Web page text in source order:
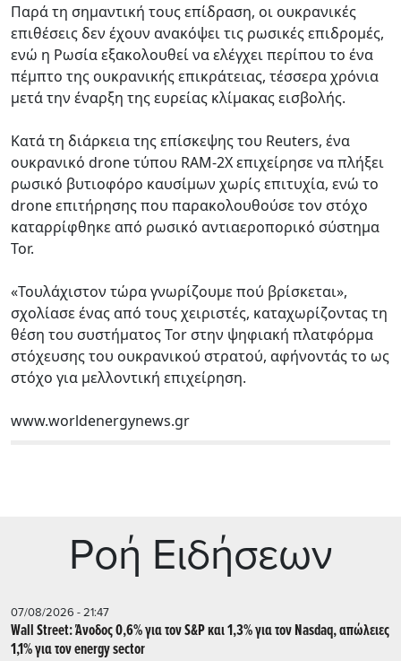
Παρά τη σημαντική τους επίδραση, οι ουκρανικές
επιθέσεις δεν έχουν ανακόψει τις ρωσικές επιδρομές,
ενώ η Ρωσία εξακολουθεί να ελέγχει περίπου το ένα
πέμπτο της ουκρανικής επικράτειας, τέσσερα χρόνια
μετά την έναρξη της ευρείας κλίμακας εισβολής.
Κατά τη διάρκεια της επίσκεψης του Reuters, ένα
ουκρανικό drone τύπου RAM-2X επιχείρησε να πλήξει
ρωσικό βυτιοφόρο καυσίμων χωρίς επιτυχία, ενώ το
drone επιτήρησης που παρακολουθούσε τον στόχο
καταρρίφθηκε από ρωσικό αντιαεροπορικό σύστημα
Tor.
«Τουλάχιστον τώρα γνωρίζουμε πού βρίσκεται»,
σχολίασε ένας από τους χειριστές, καταχωρίζοντας τη
θέση του συστήματος Tor στην ψηφιακή πλατφόρμα
στόχευσης του ουκρανικού στρατού, αφήνοντάς το ως
στόχο για μελλοντική επιχείρηση.
www.worldenergynews.gr
Ρoή Ειδήσεων
07/08/2026 - 21:47
Wall Street: Άνοδος 0,6% για τον S&P και 1,3% για τον Nasdaq, απώλειες
1,1% για τον energy sector